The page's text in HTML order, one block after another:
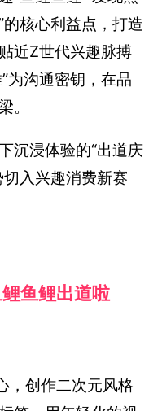
核心利益点，打造
近Z世代兴趣脉搏
为沟通密钥，在品
。
沉浸体验的“出道庆
入兴趣消费新赛
鱼鲤出道啦
，创作二次元风格